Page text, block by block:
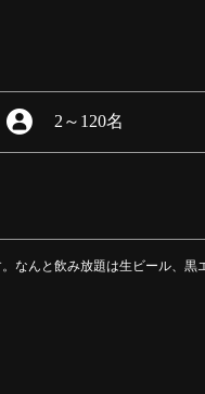
2 ～ 120名
なんと飲み放題は生ビール、黒